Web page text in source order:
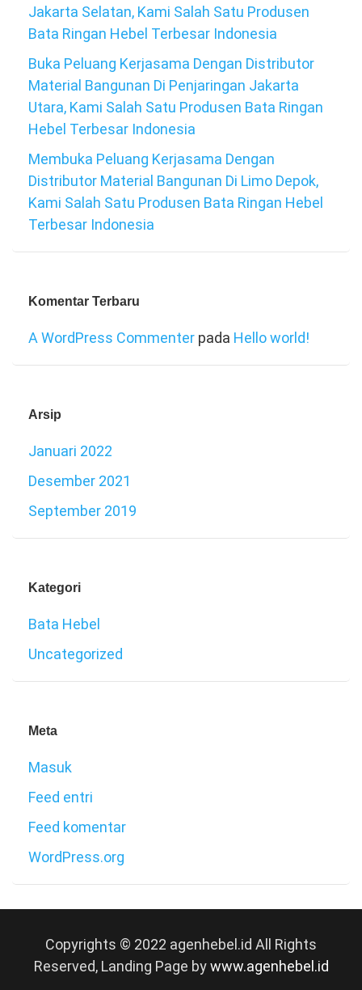
Jakarta Selatan, Kami Salah Satu Produsen
Bata Ringan Hebel Terbesar Indonesia
Buka Peluang Kerjasama Dengan Distributor
Material Bangunan Di Penjaringan Jakarta
Utara, Kami Salah Satu Produsen Bata Ringan
Hebel Terbesar Indonesia
Membuka Peluang Kerjasama Dengan
Distributor Material Bangunan Di Limo Depok,
Kami Salah Satu Produsen Bata Ringan Hebel
Terbesar Indonesia
Komentar Terbaru
A WordPress Commenter pada Hello world!
Arsip
Januari 2022
Desember 2021
September 2019
Kategori
Bata Hebel
Uncategorized
Meta
Masuk
Feed entri
Feed komentar
WordPress.org
Copyrights © 2022 agenhebel.id All Rights
Reserved, Landing Page bywww.agenhebel.id